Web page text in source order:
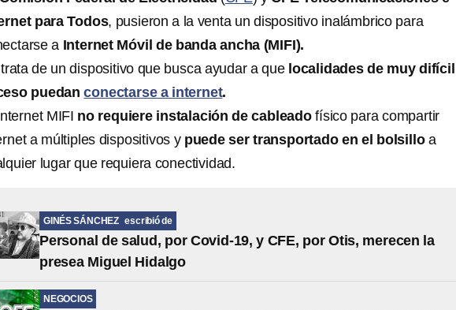
para Todos, pusieron a la venta un dispositivo inalámbrico para
a Internet Móvil de banda ancha (MIFI).
de un dispositivo que busca ayudar a que localidades de muy difícil
puedanconectarse a internet.
MIFI no requiere instalación de cableadofísico para compartir
a múltiples dispositivos y puede ser transportado en el bolsilloa
lugar que requiera conectividad.
GINÉS SÁNCHEZ escribió de
Personal de salud, por Covid-19, y CFE, por Otis, merecen la
presea Miguel Hidalgo
NEGOCIOS